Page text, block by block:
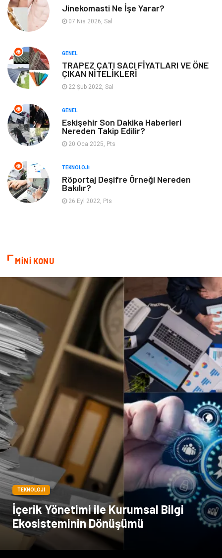
Bebek Giyim Tarih
Jinekomasti Ne İşe Yarar?
07 Nis 2026, Sal
GENEL
TRAPEZ ÇATI SACI FİYATLARI VE ÖNE
ÇIKAN NİTELİKLERİ
22 Şub 2022, Sal
GENEL
Eskişehir Son Dakika Haberleri
Nereden Takip Edilir?
20 Oca 2025, Pts
TEKNOLOJI
Röportaj Deşifre Örneği Nereden
Bakılır?
26 Eyl 2022, Pts
MİNİ KONU
TEKNOLOJI
İçerik Yönetimi ile Kurumsal Bilgi
Ekosisteminin Dönüşümü